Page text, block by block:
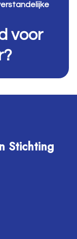
voor
Stichting